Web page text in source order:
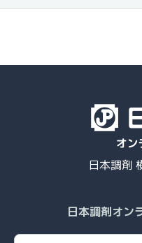
日本調剤
日本調剤オン